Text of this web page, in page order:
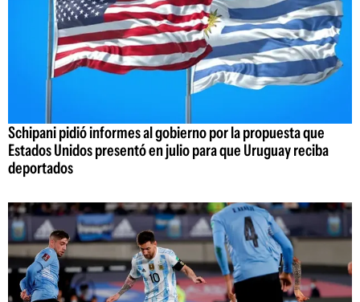
Schipani pidió informes al gobierno por la propuesta que
Estados Unidos presentó en julio para que Uruguay reciba
deportados